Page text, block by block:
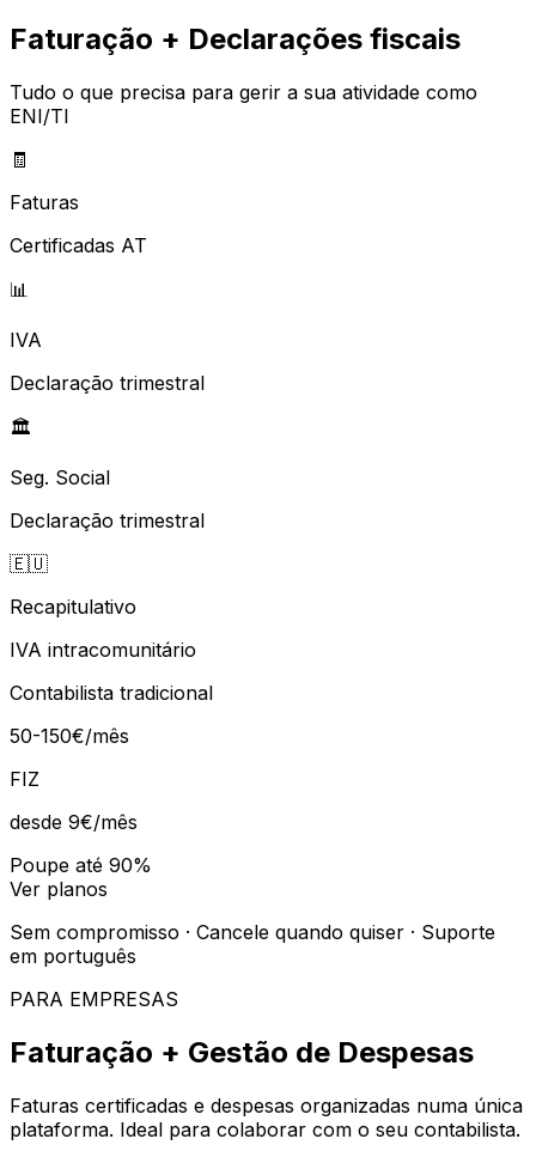
Faturação + Declarações fiscais
Tudo o que precisa para gerir a sua atividade como
ENI/TI
🧾
Faturas
Certificadas AT
📊
IVA
Declaração trimestral
🏛️
Seg. Social
Declaração trimestral
🇪🇺
Recapitulativo
IVA intracomunitário
Contabilista tradicional
50-150€/mês
FIZ
desde 9€/mês
Poupe até 90%
Ver planos
Sem compromisso · Cancele quando quiser · Suporte
em português
PARA EMPRESAS
Faturação + Gestão de Despesas
Faturas certificadas e despesas organizadas numa única
plataforma. Ideal para colaborar com o seu contabilista.